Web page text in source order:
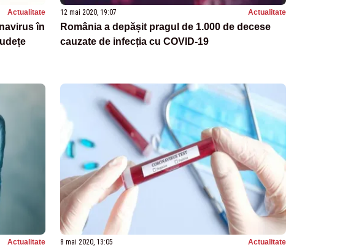
Actualitate
în
12 mai 2020, 19:07 Actualitate
România a depășit pragul de 1.000 de decese
cauzate de infecția cu COVID-19
Actualitate 8 mai 2020, 13:05 Actualitate